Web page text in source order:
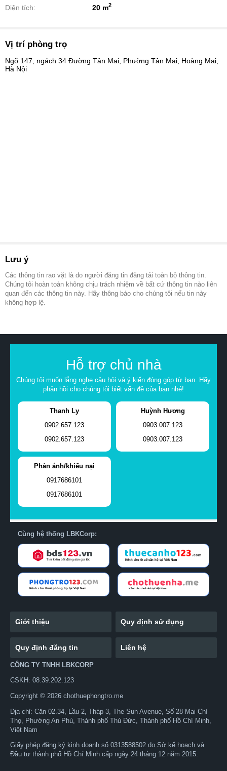
Diện tích: 20 m2
Vị trí phòng trọ
Ngõ 147, ngách 34 Đường Tân Mai, Phường Tân Mai, Hoàng Mai,
Hà Nội
Lưu ý
Các thông tin rao vặt là do người đăng tin đăng tải toàn bộ thông tin.
Chúng tôi hoàn toàn không chịu trách nhiệm về bất cứ thông tin nào liên
quan đến các thông tin này. Hãy thông báo cho chúng tôi nếu tin này
không hợp lệ.
Hỗ trợ chủ nhà
Chúng tôi muốn lắng nghe câu hỏi và ý kiến đóng góp từ bạn. Hãy
phản hồi cho chúng tôi biết vấn đề của bạn nhé!
Thanh Ly
0902.657.123
0902.657.123
Huỳnh Hương
0903.007.123
0903.007.123
Phản ánh/khiếu nại
0917686101
0917686101
Cùng hệ thống LBKCorp:
Giới thiệu Quy định sử dụng
Quy định đăng tin Liên hệ
CÔNG TY TNHH LBKCORP
CSKH: 08.39.202.123
Copyright © 2026 chothuephongtro.me
Địa chỉ: Căn 02.34, Lầu 2, Tháp 3, The Sun Avenue, Số 28 Mai Chí
Thọ, Phường An Phú, Thành phố Thủ Đức, Thành phố Hồ Chí Minh,
Việt Nam
Giấy phép đăng ký kinh doanh số 0313588502 do Sở kế hoạch và
Đầu tư thành phố Hồ Chí Minh cấp ngày 24 tháng 12 năm 2015.